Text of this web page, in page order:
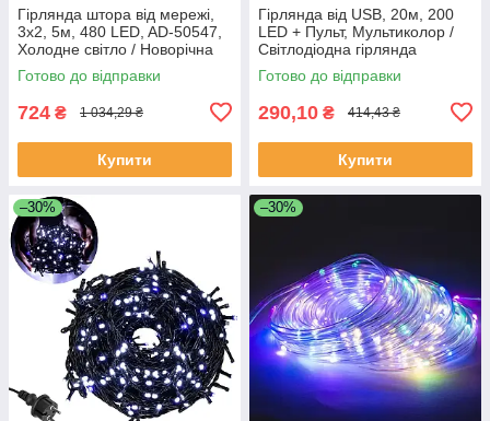
Гірлянда штора від мережі,
3х2, 5м, 480 LED, AD-50547,
Холодне світло / Новорічна
гірлянда на вікно
Готово до відправки
724 ₴ 1 034,29 ₴
Купити
Гірлянда від USB, 20м, 200
LED + Пульт, Мультиколор /
Світлодіодна гірлянда
новорічна / Різнокольорова
гірлянда на ялинку
Готово до відправки
290,10 ₴ 414,43 ₴
Купити
–30% –30%